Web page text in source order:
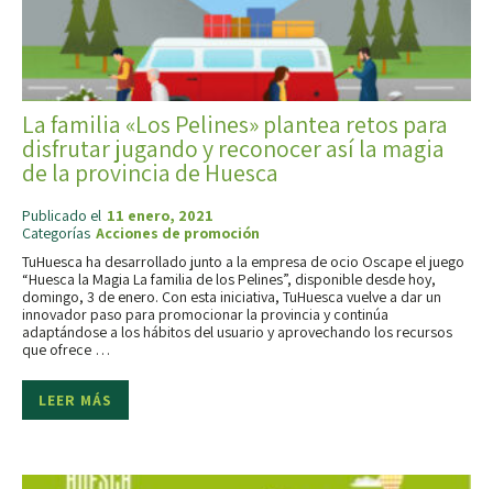
La familia «Los Pelines» plantea retos para
disfrutar jugando y reconocer así la magia
de la provincia de Huesca
Publicado el 11 enero, 2021
Categorías Acciones de promoción
TuHuesca ha desarrollado junto a la empresa de ocio Oscape el juego
“Huesca la Magia La familia de los Pelines”, disponible desde hoy,
domingo, 3 de enero. Con esta iniciativa, TuHuesca vuelve a dar un
innovador paso para promocionar la provincia y continúa
adaptándose a los hábitos del usuario y aprovechando los recursos
que ofrece …
LEER MÁS